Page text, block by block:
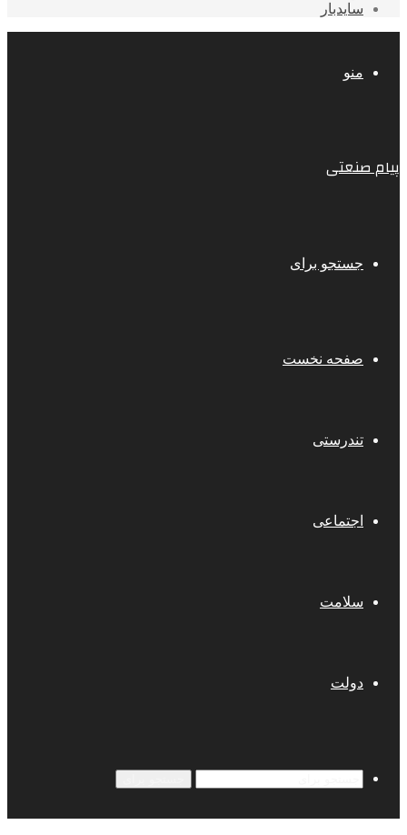
سایدبار
منو
پیام صنعتی
جستجو برای
صفحه نخست
تندرستی
اجتماعی
سلامت
دولت